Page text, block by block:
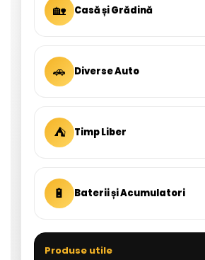
🏡 Casă și Grădină
🚗 Diverse Auto
⛺ Timp Liber
🔋 Baterii și Acumulatori
Produse utile